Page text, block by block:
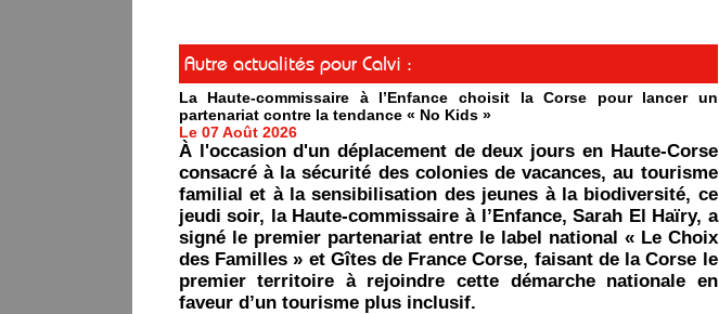
Autre actualités pour Calvi :
La Haute-commissaire à l’Enfance choisit la Corse pour lancer un
partenariat contre la tendance « No Kids »
Le 07 Août 2026
À l'occasion d'un déplacement de deux jours en Haute-Corse
consacré à la sécurité des colonies de vacances, au tourisme
familial et à la sensibilisation des jeunes à la biodiversité, ce
jeudi soir, la Haute-commissaire à l’Enfance, Sarah El Haïry, a
signé le premier partenariat entre le label national « Le Choix
des Familles » et Gîtes de France Corse, faisant de la Corse le
premier territoire à rejoindre cette démarche nationale en
faveur d’un tourisme plus inclusif.